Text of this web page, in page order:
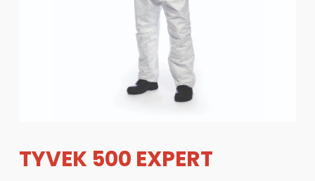
TYVEK 500 EXPERT